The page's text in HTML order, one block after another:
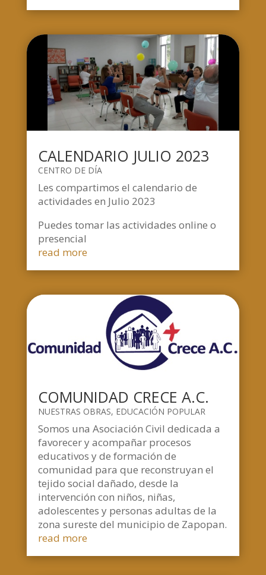
CALENDARIO JULIO 2023
CENTRO DE DÍA
Les compartimos el calendario de
actividades en Julio 2023
Puedes tomar las actividades online o
presencial
read more
COMUNIDAD CRECE A.C.
NUESTRAS OBRAS, EDUCACIÓN POPULAR
Somos una Asociación Civil dedicada a
favorecer y acompañar procesos
educativos y de formación de
comunidad para que reconstruyan el
tejido social dañado, desde la
intervención con niños, niñas,
adolescentes y personas adultas de la
zona sureste del municipio de Zapopan.
read more